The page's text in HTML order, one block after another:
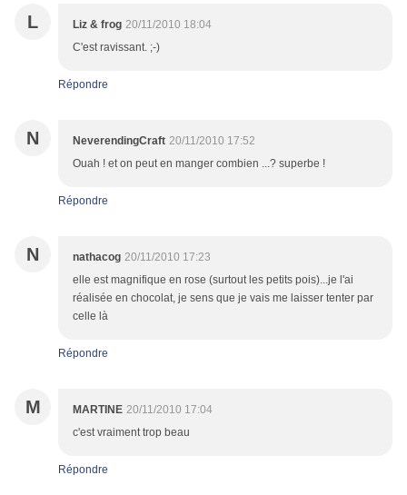
L Liz & frog 20/11/2010 18:04
C'est ravissant. ;-)
Répondre
N NeverendingCraft 20/11/2010 17:52
Ouah ! et on peut en manger combien ...? superbe !
Répondre
N nathacog 20/11/2010 17:23
elle est magnifique en rose (surtout les petits pois)...je l'ai
réalisée en chocolat, je sens que je vais me laisser tenter par
celle là
Répondre
M MARTINE 20/11/2010 17:04
c'est vraiment trop beau
Répondre